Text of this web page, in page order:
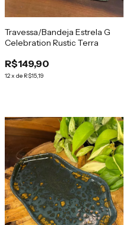
Travessa/Bandeja Estrela G
Celebration Rustic Terra
R$149,90
12x de R$15,19